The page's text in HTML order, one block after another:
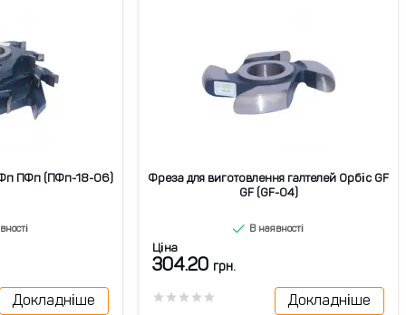
ПФп (ПФп-18-06)
Докладніше
Фреза для виготовлення галтелей Орбіс GF
GF (GF-04)
В наявності
Ціна
304.20 грн.
Докладніше